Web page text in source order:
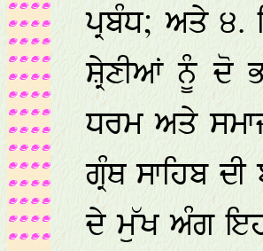
ਪ੍ਰਬੰਧ; ਅਤੇ ੪.
ਸ਼੍ਰੇਣੀਆਂ ਨੂੰ ਦੋ
ਧਰਮ ਅਤੇ
ਗ੍ਰੰਥ ਸਾਹਿਬ
ਦੇ ਮੁੱਖ ਅੰਗ ਇਹ